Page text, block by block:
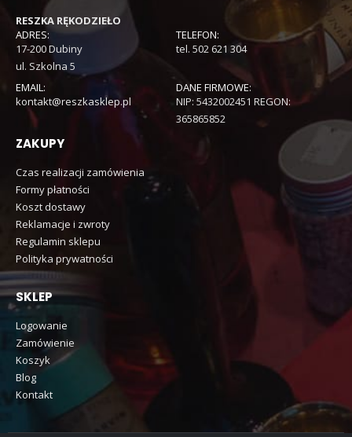
RESZKA RĘKODZIEŁO
ADRES:
17-200 Dubiny
ul. Szkolna 5
TELEFON:
tel. 502 621 304
EMAIL:
kontakt@reszkasklep.pl
DANE FIRMOWE:
NIP: 5432002451 REGON:
365865852
ZAKUPY
Czas realizacji zamówienia
Formy płatności
Koszt dostawy
Reklamacje i zwroty
Regulamin sklepu
Polityka prywatności
SKLEP
Logowanie
Zamówienie
Koszyk
Blog
Kontakt